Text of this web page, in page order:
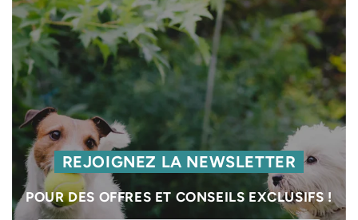
REJOIGNEZ LA NEWSLETTER
POUR DES OFFRES ET CONSEILS EXCLUSIFS !